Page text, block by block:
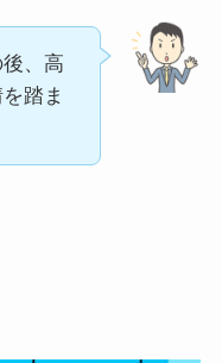
、高
踏ま